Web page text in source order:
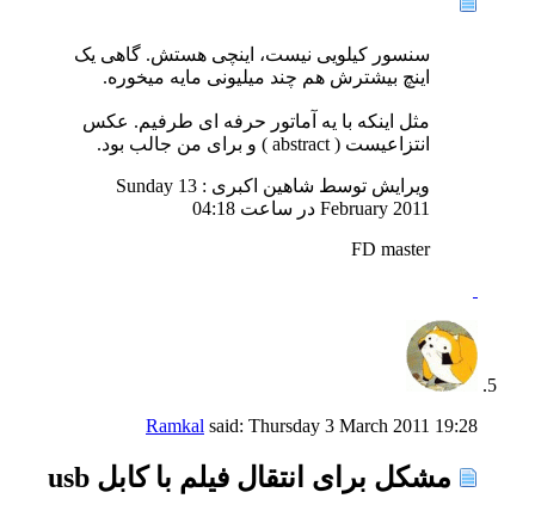
سنسور کیلویی نیست، اینچی هستش. گاهی یک
اینچ بیشترش هم چند میلیونی مایه میخوره.
مثل اینکه با یه آماتور حرفه ای طرفیم. عکس
انتزاعیست ( abstract ) و برای من جالب بود.
ویرایش توسط شاهین اکبری : Sunday 13
February 2011 در ساعت
04:18
FD master
Ramkal said: Thursday 3 March 2011 19:28
مشکل برای انتقال فیلم با کابل usb